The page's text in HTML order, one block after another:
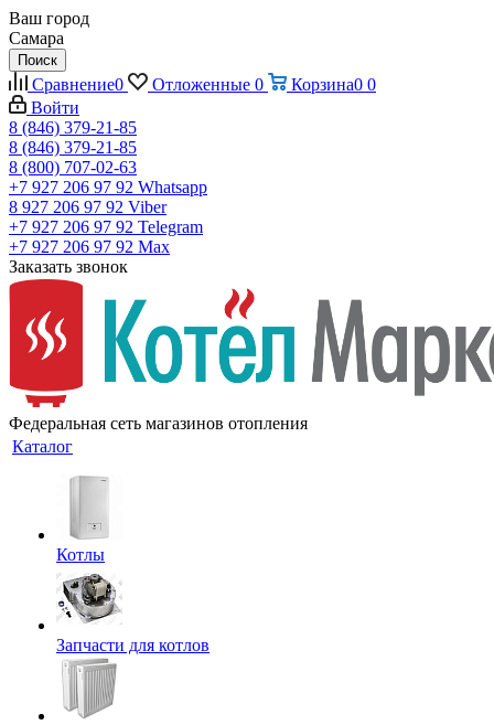
Ваш город
Самара
Поиск
Сравнение0 Отложенные 0 Корзина0 0
Войти
8 (846) 379-21-85
8 (846) 379-21-85
8 (800) 707-02-63
+7 927 206 97 92 Whatsapp
8 927 206 97 92 Viber
+7 927 206 97 92 Telegram
+7 927 206 97 92 Max
Заказать звонок
Федеральная сеть магазинов отопления
Каталог
Котлы
Запчасти для котлов